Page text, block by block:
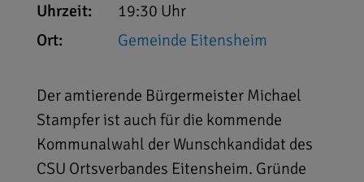
Uhrzeit:
19:30 Uhr
Ort:
Gemeinde Eitensheim
Der amtierende Bürgermeister Michael
Stampfer ist auch für die kommende
Kommunalwahl der Wunschkandidat des
CSU Ortsverbandes Eitensheim. Gründe